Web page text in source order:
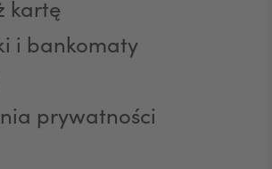
AED
AUD
kartę
i bankomaty
prywatności